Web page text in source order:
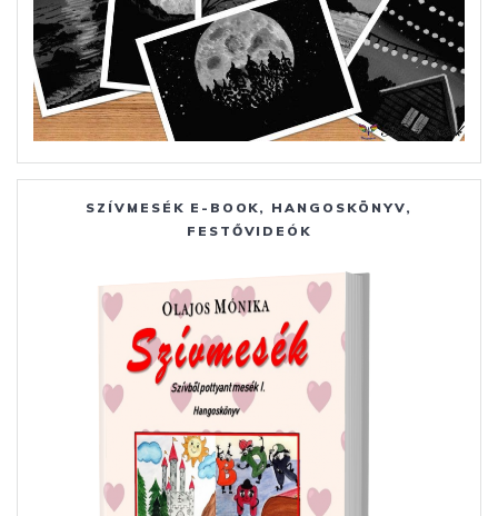
SZÍVMESÉK E-BOOK, HANGOSKÖNYV,
FESTŐVIDEÓK